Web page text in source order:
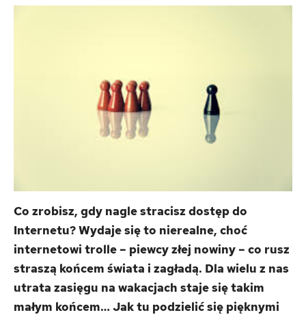
Co zrobisz, gdy nagle stracisz dostęp do
Internetu? Wydaje się to nierealne, choć
internetowi trolle – piewcy złej nowiny – co rusz
straszą końcem świata i zagładą. Dla wielu z nas
utrata zasięgu na wakacjach staje się takim
małym końcem… Jak tu podzielić się pięknymi